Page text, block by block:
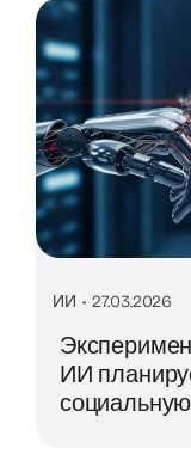
ИИ • 27.03.2026
ИИ